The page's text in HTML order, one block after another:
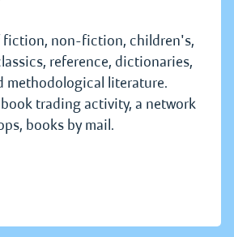
fiction, non-fiction, children's,
reference, dictionaries,
methodological literature.
trading activity, a network
books by mail.